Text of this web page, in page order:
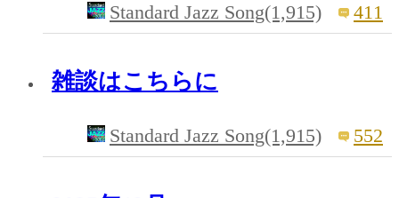
Standard Jazz Song(1,915) 411
雑談はこちらに
Standard Jazz Song(1,915) 552